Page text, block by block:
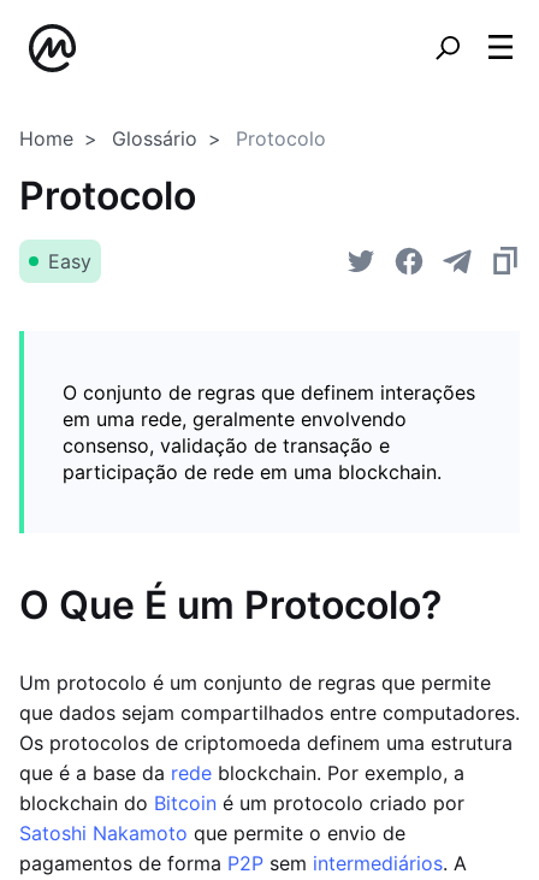
Home Glossário Protocolo
Protocolo
Easy
O conjunto de regras que definem interações
em uma rede, geralmente envolvendo
consenso, validação de transação e
participação de rede em uma blockchain.
O Que É um Protocolo?
Um protocolo é um conjunto de regras que permite
que dados sejam compartilhados entre computadores.
Os protocolos de criptomoeda definem uma estrutura
que é a base da rede blockchain. Por exemplo, a
blockchain do Bitcoin é um protocolo criado por
Satoshi Nakamoto que permite o envio de
pagamentos de forma P2P sem intermediários. A